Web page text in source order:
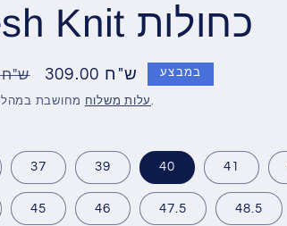
Mesh Knit כחולות
369.00 ש"ח
מחיר
מבצע
309.00 ש"ח במבצע
עלות משלוח
37 39 40 41
45 46 47.5 48.5